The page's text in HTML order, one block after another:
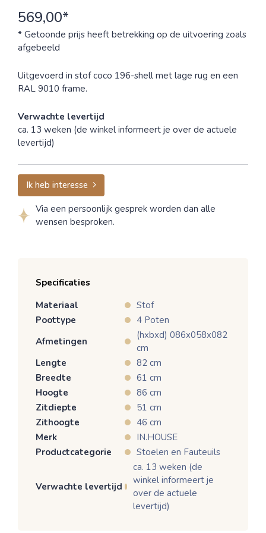
569,00*
* Getoonde prijs heeft betrekking op de uitvoering zoals
afgebeeld
Uitgevoerd in stof coco 196-shell met lage rug en een
RAL 9010 frame.
Verwachte levertijd
ca. 13 weken (de winkel informeert je over de actuele
levertijd)
Ik heb interesse
Via een persoonlijk gesprek worden dan alle
wensen besproken.
Specificaties
Materiaal
Stof
Poottype
4 Poten
Afmetingen
(hxbxd) 086x058x082
cm
Lengte
82 cm
Breedte
61 cm
Hoogte
86 cm
Zitdiepte
51 cm
Zithoogte
46 cm
Merk
IN.HOUSE
Productcategorie
Stoelen en Fauteuils
Verwachte levertijd
ca. 13 weken (de
winkel informeert je
over de actuele
levertijd)